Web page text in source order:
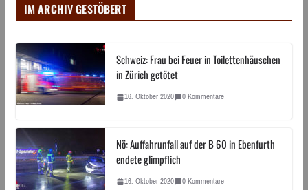
IM ARCHIV GESTÖBERT
Schweiz: Frau bei Feuer in Toilettenhäuschen
in Zürich getötet
16. Oktober 2020 0 Kommentare
Nö: Auffahrunfall auf der B 60 in Ebenfurth
endete glimpflich
16. Oktober 2020 0 Kommentare